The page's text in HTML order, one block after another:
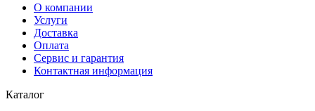
О компании
Услуги
Доставка
Оплата
Сервис и гарантия
Контактная информация
Каталог